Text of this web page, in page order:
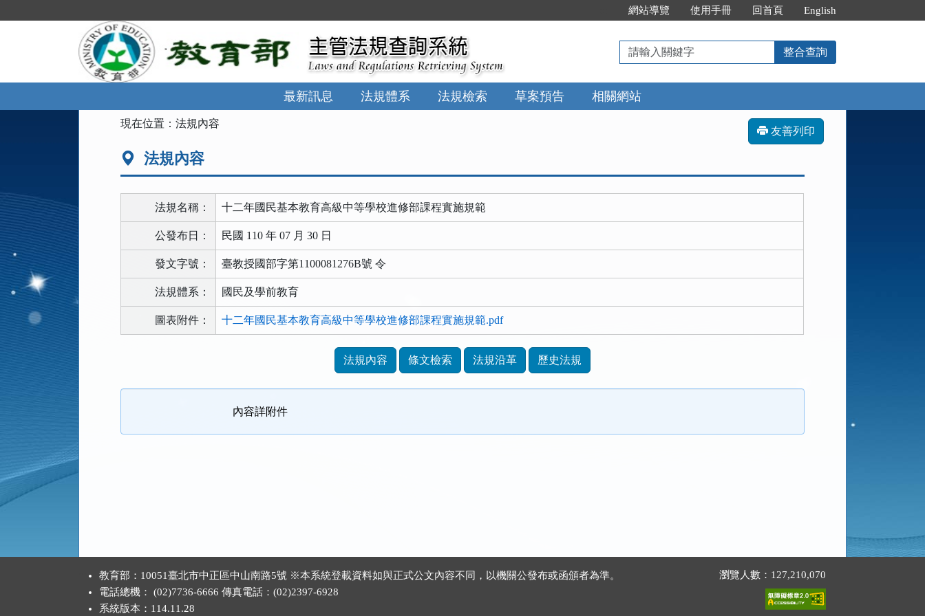
到
網站導覽 使用手冊 回首頁 English
請
輸
入
關
鍵
整合查詢
最新訊息 法規體系 法規檢索 草案預告 相關網站
現在位置：法規內容
友善列印
法規內容
法規名稱： 十二年國民基本教育高級中等學校進修部課程實施規範
公發布日： 民國 110 年 07 月 30 日
發文字號： 臺教授國部字第1100081276B號 令
法規體系： 國民及學前教育
圖表附件： 十二年國民基本教育高級中等學校進修部課程實施規範.pdf
功
鈕
法規內容 條文檢索 法規沿革 歷史法規
內容詳附件
教育部：10051臺北市中正區中山南路5號 ※本系統登載資料如與正式公文內容不同，以機關公發布或函頒者為準。
電話總機： (02)7736-6666 傳真電話：(02)2397-6928
系統版本： 114.11.28
瀏覽人數：127,210,070